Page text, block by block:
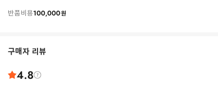
반품비용100,000원
구매자 리뷰
4.8